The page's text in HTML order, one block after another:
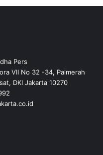
Pers
VII No 32 -34, Palmerah
DKI Jakarta 10270